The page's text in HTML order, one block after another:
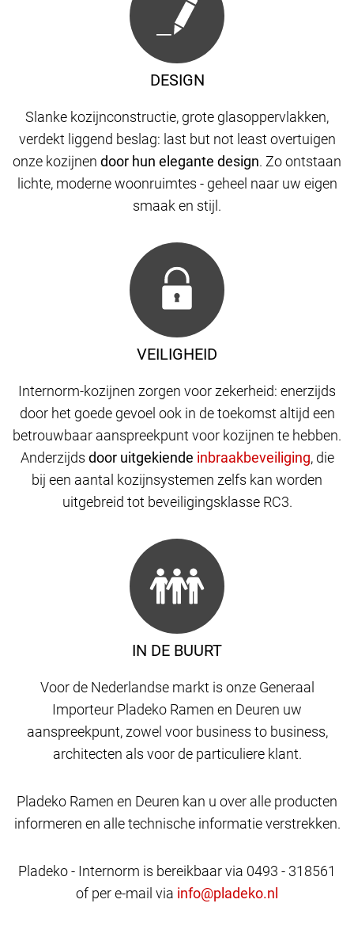
DESIGN
Slanke kozijnconstructie, grote glasoppervlakken,
verdekt liggend beslag: last but not least overtuigen
onze kozijnen door hun elegante design. Zo ontstaan
​​lichte, moderne woonruimtes - geheel naar uw eigen
smaak en stijl.
IN DE BUURT
Voor de Nederlandse markt is onze Generaal
Importeur Pladeko Ramen en Deuren uw
aanspreekpunt, zowel voor business to business,
architecten als voor de particuliere klant.
Pladeko Ramen en Deuren kan u over alle producten
informeren en alle technische informatie verstrekken.
Pladeko - Internorm is bereikbaar via 0493 - 318561
of per e-mail via
VEILIGHEID
Internorm-kozijnen zorgen voor zekerheid: enerzijds
door het goede gevoel ook in de toekomst altijd een
betrouwbaar aanspreekpunt voor kozijnen te hebben.
Anderzijds door uitgekiende , die
bij een aantal kozijnsystemen zelfs kan worden
uitgebreid tot beveiligingsklasse RC3.